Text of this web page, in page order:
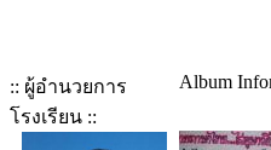
:: ผู้อำนวยการ
โรงเรียน ::
Album